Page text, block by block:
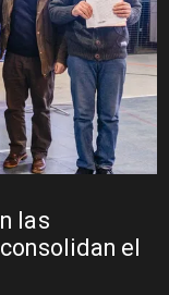
las
el